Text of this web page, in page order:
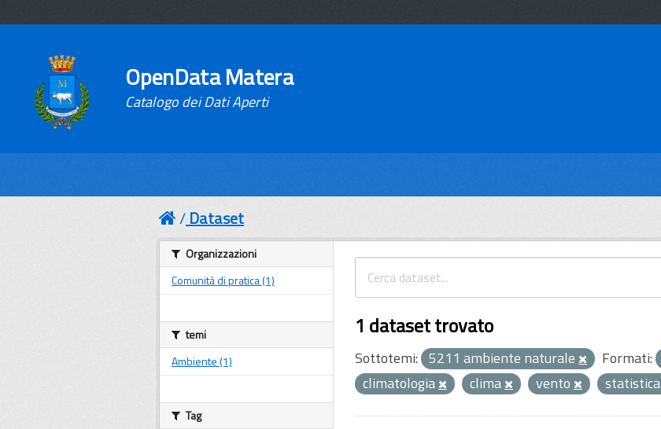
OpenData Matera
Catalogo dei Dati Aperti
Dataset
1 dataset trovato
Sottotemi: 5211 ambiente naturale Formati:
climatologia
clima vento statistica
Organizzazioni
Comunità di pratica (1)
temi
Ambiente (1)
Tag